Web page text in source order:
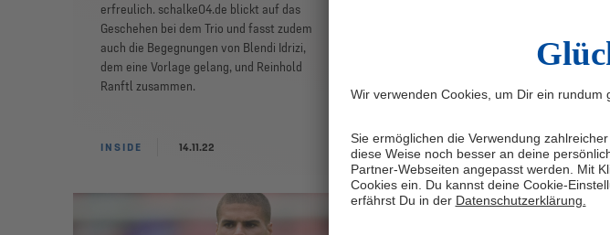
erfreulich. schalke04.de blickt auf das
Geschehen bei dem Trio und fasst zudem
auch die Begegnungen von Blendi Idrizi,
dem eine Vorlage gelang, und Reinhold
Ranftl zusammen.
INSIDE 14.11.22 INSIDE